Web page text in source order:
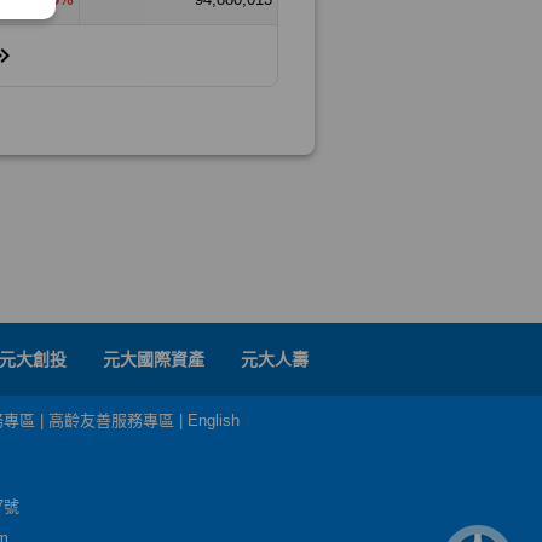
元大創投 元大國際資產 元大人壽
區 高齡友善服務專區 English
號